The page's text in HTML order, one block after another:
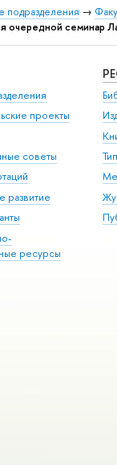
подразделения →
очередной семинар
проекты
советы
развитие
ресурсы